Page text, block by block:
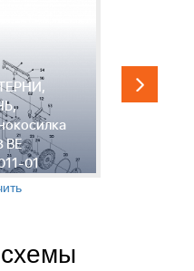
BE
01